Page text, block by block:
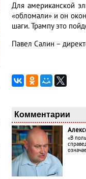
Для американской
«обломали» и он
шаги. Трампу это
Павел Салин –
Комментарии
«В